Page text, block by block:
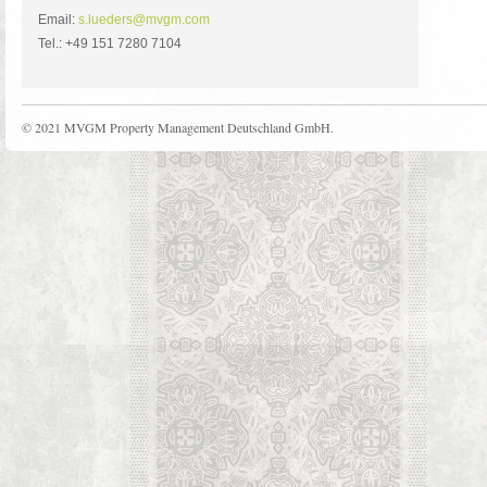
Email: s.lueders@mvgm.com
Tel.: +49 151 7280 7104
© 2021 MVGM Property Management Deutschland GmbH.